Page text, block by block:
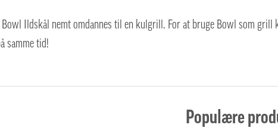
Bowl Ildskål nemt omdannes til en kulgrill. For at bruge Bowl som grill
samme tid!
Populære